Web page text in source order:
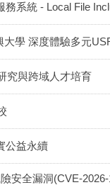
務系統 - Local File
大學 深度體驗多元
究與跨域人才培育
公益永續
安全漏洞(CVE-